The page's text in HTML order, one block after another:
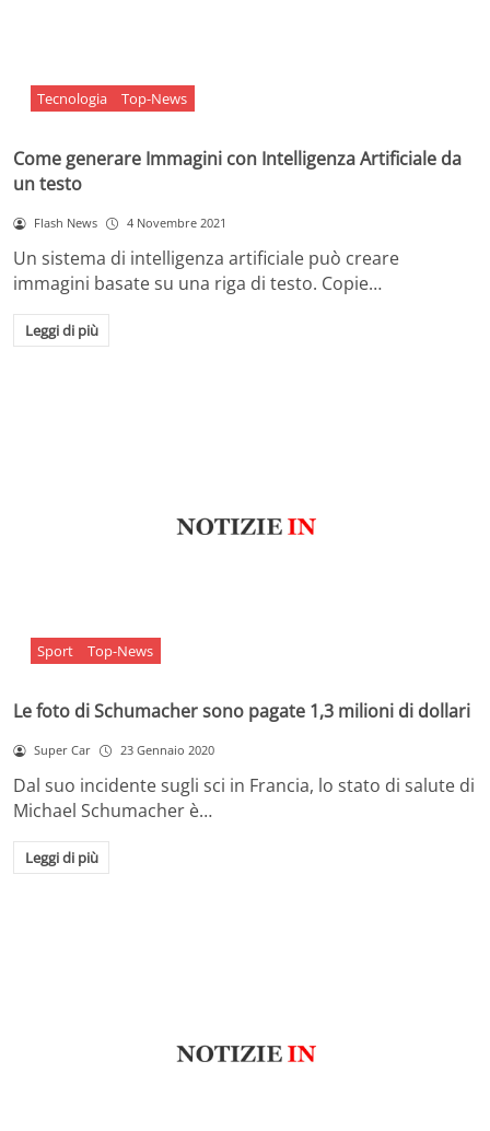
Tecnologia Top-News
Come generare Immagini con Intelligenza Artificiale da
un testo
Flash News 4 Novembre 2021
Un sistema di intelligenza artificiale può creare
immagini basate su una riga di testo. Copie…
Leggi di più
Sport Top-News
Le foto di Schumacher sono pagate 1,3 milioni di dollari
Super Car 23 Gennaio 2020
Dal suo incidente sugli sci in Francia, lo stato di salute di
Michael Schumacher è…
Leggi di più